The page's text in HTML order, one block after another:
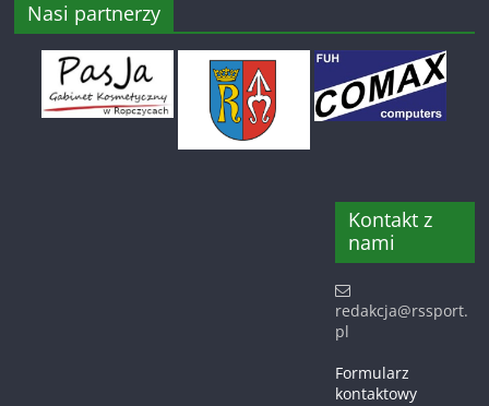
Nasi partnerzy
Kontakt z
nami
redakcja@rssport.
pl
Formularz
kontaktowy